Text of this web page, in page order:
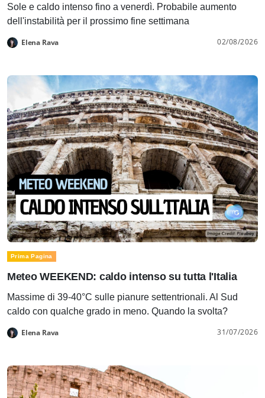
Sole e caldo intenso fino a venerdì. Probabile aumento
dell'instabilità per il prossimo fine settimana
Elena Rava 02/08/2026
Prima Pagina
Meteo WEEKEND: caldo intenso su tutta l'Italia
Massime di 39-40°C sulle pianure settentrionali. Al Sud
caldo con qualche grado in meno. Quando la svolta?
Elena Rava 31/07/2026